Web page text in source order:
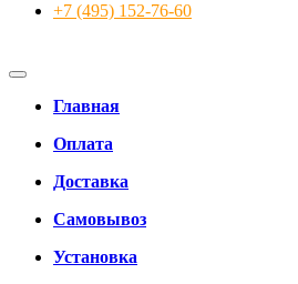
+7 (495) 152-76-60
Главная
Оплата
Доставка
Самовывоз
Установка